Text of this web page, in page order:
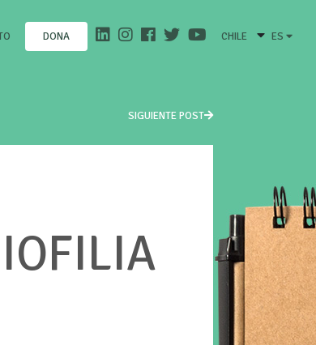
DONA CHILE ES
SIGUIENTE POST